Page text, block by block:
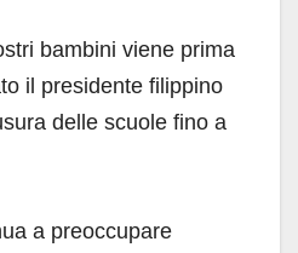
bambini viene prima
il presidente filippino
delle scuole fino a
a preoccupare